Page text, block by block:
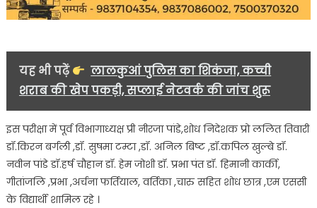
यह भी पढ़ें
लालकुआं पुलिस का शिकंजा, कच्ची
शराब की खेप पकड़ी, सप्लाई नेटवर्क की जांच शुरू
इस परीक्षा में पूर्व विभागाध्यक्ष प्री नीरजा पांडे,शोध निदेशक प्रो ललित तिवारी
डॉ.किरन बर्गली ,डॉ. सुषमा टम्टा ,डॉ. अनिल बिष्ट ,डॉ.कपिल खुल्बे डॉ.
नवीन पांडे डॉ.हर्ष चौहान डॉ. हेम जोशी डॉ. प्रभा पंत डॉ. हिमानी कार्की,
गीतांजलि ,प्रभा ,अर्चना फर्तियाल, वर्तिका ,चारु सहित शोध छात्र ,एम एससी
के विद्यार्थी शामिल रहे ।